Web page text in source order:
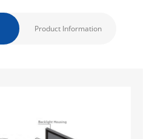
Product Information